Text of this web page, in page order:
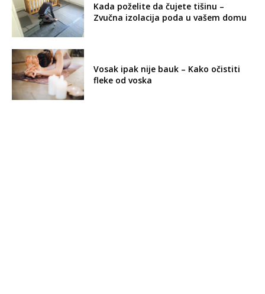
Kada poželite da čujete tišinu –
Zvučna izolacija poda u vašem domu
Vosak ipak nije bauk – Kako očistiti
fleke od voska